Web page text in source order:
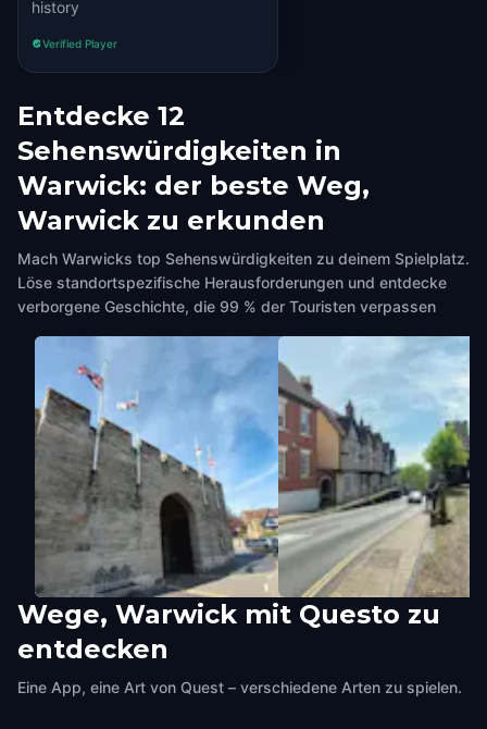
history
Verified Player
Entdecke 12
Sehenswürdigkeiten in
Warwick: der beste Weg,
Warwick zu erkunden
Mach Warwicks top Sehenswürdigkeiten zu deinem Spielplatz.
Löse standortspezifische Herausforderungen und entdecke
verborgene Geschichte, die 99 % der Touristen verpassen
Old Castle Entrance
Warwick,United Kingdom
Lord Leycester Hospital
Wege, Warwick mit Questo zu
entdecken
Eine App, eine Art von Quest – verschiedene Arten zu spielen.